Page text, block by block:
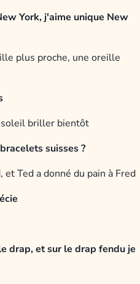
York, j'aime unique New
plus proche, une oreille
briller bientôt
suisses ?
et Ted a donné du pain à Fred
drap, et sur le drap fendu je